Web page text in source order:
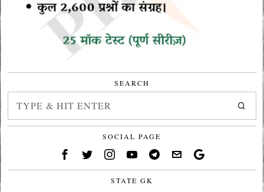
SEARCH
SOCIAL PAGE
STATE GK